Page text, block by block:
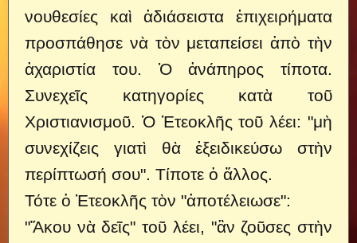
νουθεσίες καὶ ἀδιάσειστα ἐπιχειρήματα
προσπάθησε νὰ τὸν μεταπείσει ἀπὸ τὴν
ἀχαριστία του. Ὁ ἀνάπηρος τίποτα.
Συνεχεῖς κατηγορίες κατὰ τοῦ
Χριστιανισμοῦ. Ὁ Ἑτεοκλῆς τοῦ λέει: "μὴ
συνεχίζεις γιατὶ θὰ ἐξειδικεύσω στὴν
περίπτωσή σου". Τίποτε ὁ ἄλλος.
Τότε ὁ Ἑτεοκλῆς τὸν "ἀποτέλειωσε":
"Ἄκου νὰ δεῖς" τοῦ λέει, "ἂν ζοῦσες στὴν